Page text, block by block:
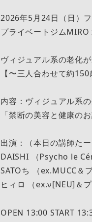
2026年5月24日（日）
プライベートジム
ヴィジュアル系の老化
【〜三人合わせて約
内容：ヴィジュアル系
「禁断の美容と健康の
出演：（本日の講師たー
DAISHI （Psycho le
SATOち （ex.MUCC＆
ヒィロ （ex.ν[NEU]＆
OPEN 13:00 START